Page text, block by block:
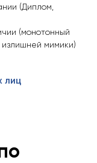
(Диплом,
(монотонный
излишней мимики)
лиц